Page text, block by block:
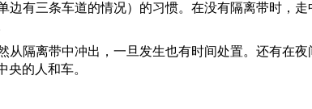
边有三条车道的情况）的习惯。在没有隔离带时，
从隔离带中冲出，一旦发生也有时间处置。还有在
的人和车。